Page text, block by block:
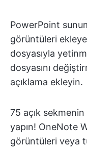
PowerPoint
görüntüleri
dosyasıyla
dosyasını
açıklama ekleyin.
75 açık
yapın! OneNote
görüntüleri veya